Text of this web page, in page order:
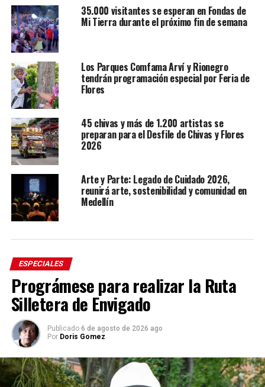
35.000 visitantes se esperan en Fondas de
Mi Tierra durante el próximo fin de semana
Los Parques Comfama Arví y Rionegro
tendrán programación especial por Feria de
Flores
45 chivas y más de 1.200 artistas se
preparan para el Desfile de Chivas y Flores
2026
Arte y Parte: Legado de Cuidado 2026,
reunirá arte, sostenibilidad y comunidad en
Medellín
ESPECIALES
Prográmese para realizar la Ruta
Silletera de Envigado
Publicado 6 de agosto de 2026 ago
Por Doris Gomez